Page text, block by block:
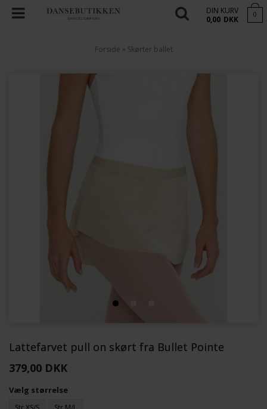
DIN KURV
0,00 DKK 0
Forside » Skørter ballet
Lattefarvet pull on skørt fra Bullet Pointe
379,00 DKK
Vælg størrelse